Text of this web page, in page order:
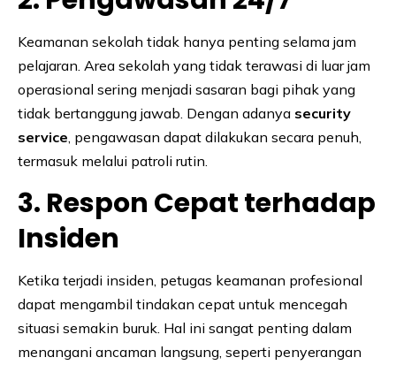
Keamanan sekolah tidak hanya penting selama jam
pelajaran. Area sekolah yang tidak terawasi di luar jam
operasional sering menjadi sasaran bagi pihak yang
tidak bertanggung jawab. Dengan adanya security
service , pengawasan dapat dilakukan secara penuh,
termasuk melalui patroli rutin.
3. Respon Cepat terhadap
Insiden
Ketika terjadi insiden, petugas keamanan profesional
dapat mengambil tindakan cepat untuk mencegah
situasi semakin buruk. Hal ini sangat penting dalam
menangani ancaman langsung, seperti penyerangan